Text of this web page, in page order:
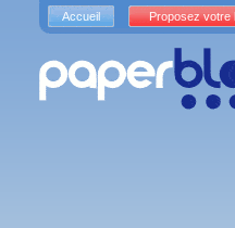
Accueil Proposez votre